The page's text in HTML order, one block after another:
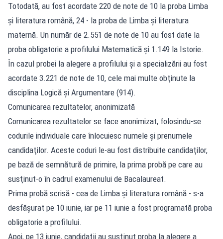
Totodată, au fost acordate 220 de note de 10 la proba Limba
şi literatura română, 24 - la proba de Limba şi literatura
maternă. Un număr de 2.551 de note de 10 au fost date la
proba obligatorie a profilului Matematică şi 1.149 la Istorie.
În cazul probei la alegere a profilului şi a specializării au fost
acordate 3.221 de note de 10, cele mai multe obţinute la
disciplina Logică şi Argumentare (914).
Comunicarea rezultatelor, anonimizată
Comunicarea rezultatelor se face anonimizat, folosindu-se
codurile individuale care înlocuiesc numele şi prenumele
candidaţilor. Aceste coduri le-au fost distribuite candidaţilor,
pe bază de semnătură de primire, la prima probă pe care au
susţinut-o în cadrul examenului de Bacalaureat.
Prima probă scrisă - cea de Limba şi literatura română - s-a
desfăşurat pe 10 iunie, iar pe 11 iunie a fost programată proba
obligatorie a profilului.
Apoi, pe 13 iunie, candidaţii au susţinut proba la alegere a